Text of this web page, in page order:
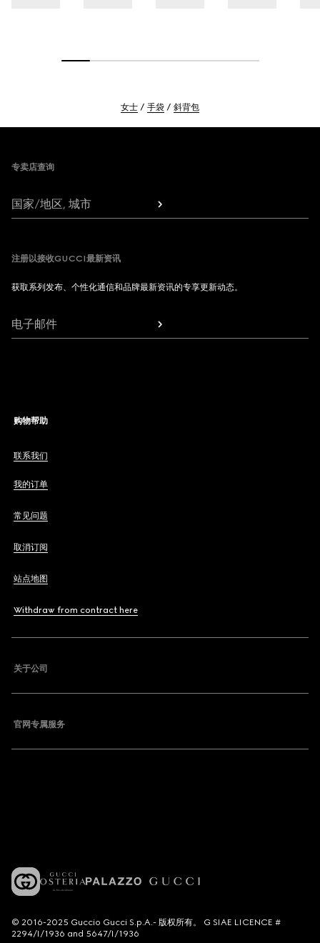
女士 手袋 斜背包
专卖店查询
国家/地区, 城市
注册以接收GUCCI最新资讯
获取系列发布、个性化通信和品牌最新资讯的专享更新动态。
电子邮件
购物帮助
联系我们
我的订单
常见问题
取消订阅
站点地图
Withdraw from contract here
关于公司
官网专属服务
© 2016-2025 Guccio Gucci S.p.A.- 版权所有。 G SIAE LICENCE #
2294/I/1936 and 5647/I/1936